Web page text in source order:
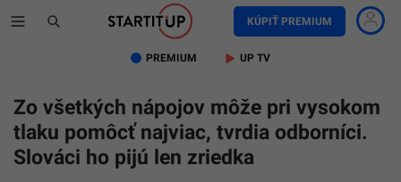
KÚPIŤ PREMIUM
PREMIUM UP TV
Zo všetkých nápojov môže pri vysokom
tlaku pomôcť najviac, tvrdia odborníci.
Slováci ho pijú len zriedka